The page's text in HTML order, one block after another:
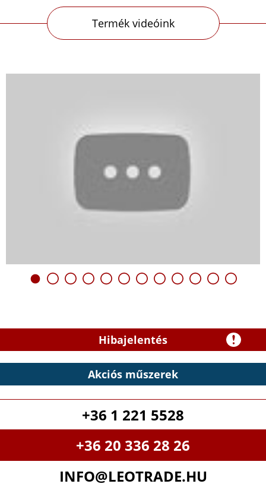
Termék videóink
Hibajelentés
Akciós műszerek
+36 1 221 5528
+36 20 336 28 26
INFO@LEOTRADE.HU